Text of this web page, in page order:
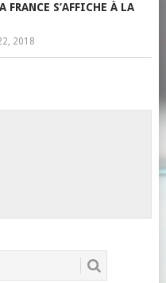
S’AFFICHE À LA
2018